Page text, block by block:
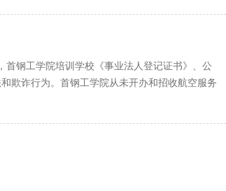
首钢工学院培训学校《事业法人登记证书》、公
欺诈行为。首钢工学院从未开办和招收航空服务